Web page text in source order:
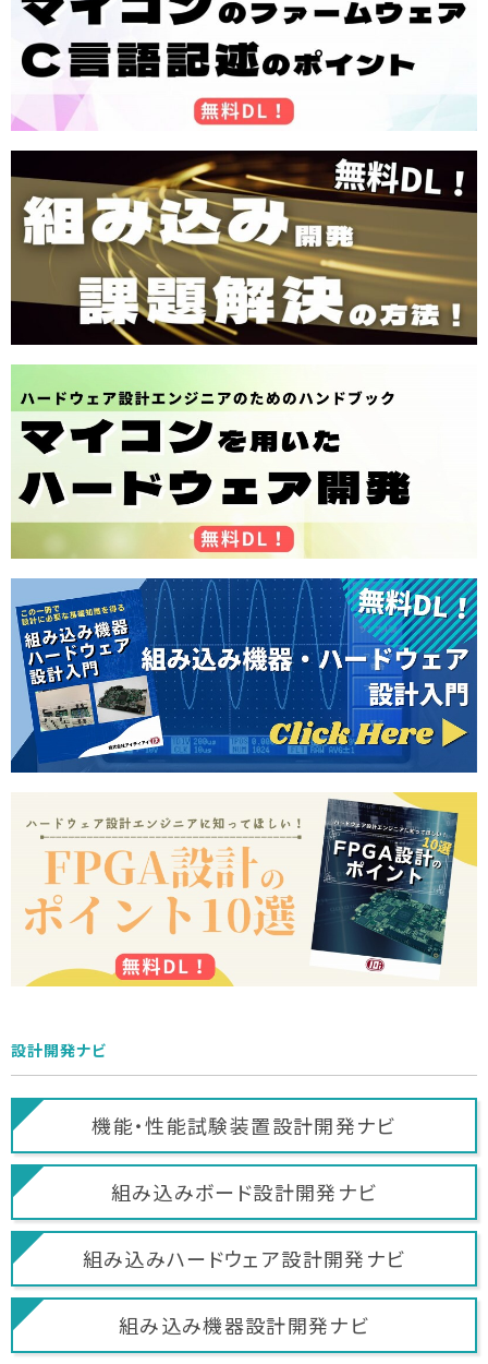
設計開発ナビ
機能・性能試験装置設計開発ナビ
組み込みボード設計開発ナビ
組み込みハードウェア設計開発ナビ
組み込み機器設計開発ナビ